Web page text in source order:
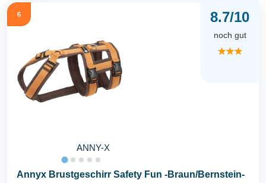
6
ANNY-X
8.7/10
noch gut
★★★
Annyx Brustgeschirr Safety Fun -Braun/Bernstein-